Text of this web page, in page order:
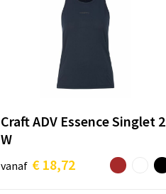
Craft ADV Essence Singlet 2
W
vanaf € 18,72